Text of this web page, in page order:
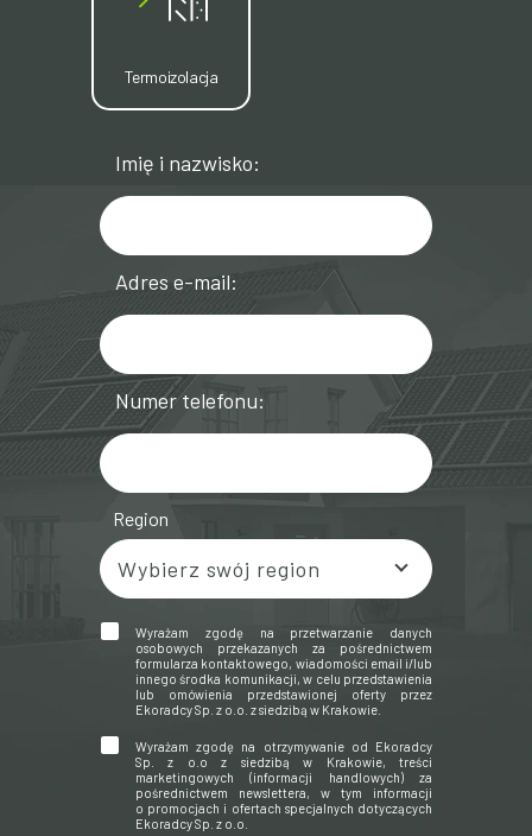
Termoizolacja
Imię i nazwisko:
Adres e-mail:
Numer telefonu:
Region
Wyrażam zgodę na przetwarzanie danych
osobowych przekazanych za pośrednictwem
formularza kontaktowego, wiadomości email i/lub
innego środka komunikacji, w celu przedstawienia
lub omówienia przedstawionej oferty przez
Ekoradcy Sp. z o.o. z siedzibą w Krakowie.
Wyrażam zgodę na otrzymywanie od Ekoradcy
Sp. z o.o z siedzibą w Krakowie, treści
marketingowych (informacji handlowych) za
pośrednictwem newslettera, w tym informacji
o promocjach i ofertach specjalnych dotyczących
Ekoradcy Sp. z o.o.